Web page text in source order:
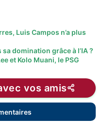
Luis Campos n’a plus
domination grâce à l’IA ?
et Kolo Muani, le PSG
vos amis